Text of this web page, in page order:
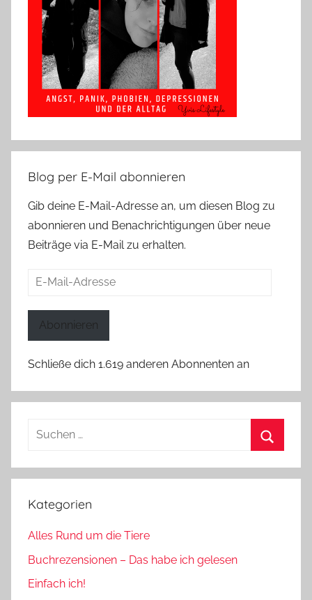
Blog per E-Mail abonnieren
Gib deine E-Mail-Adresse an, um diesen Blog zu
abonnieren und Benachrichtigungen über neue
Beiträge via E-Mail zu erhalten.
E-
Abonnieren
Schließe dich 1.619 anderen Abonnenten an
Suchen
Kategorien
Alles Rund um die Tiere
Buchrezensionen – Das habe ich gelesen
Einfach ich!